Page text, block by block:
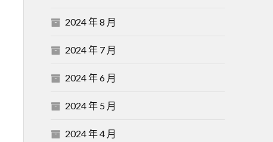
2024 年 8 月
2024 年 7 月
2024 年 6 月
2024 年 5 月
2024 年 4 月